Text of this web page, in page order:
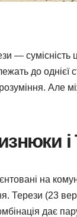
— сумісність
до однієї
Але
і
на
Терези (23
дає